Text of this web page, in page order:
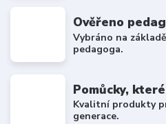
Ověřeno
Vybráno na
pedagoga.
Pomůcky,
Kvalitní produkty
generace.